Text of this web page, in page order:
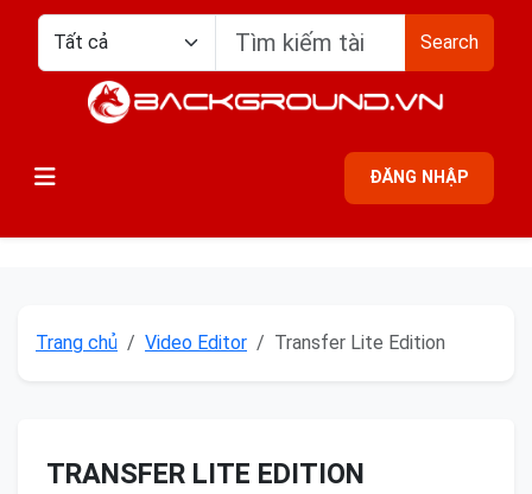
Search
ĐĂNG NHẬP
Trang chủ Video Editor Transfer Lite Edition
TRANSFER LITE EDITION